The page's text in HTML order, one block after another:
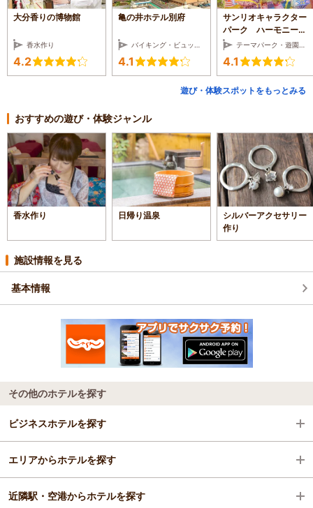
大分香りの博物館
香水作り
4.2
亀の井ホテル別府
4.1
サンリオキャラクター
パーク ハーモニーラ
ンド
4.1
遊び・体験スポットをもっとみる
おすすめの遊び・体験ジャンル
香水作り 日帰り温泉
シルバーアクセサリー
作り
施設情報を見る
基本情報
その他のホテルを探す
ビジネスホテルを探す
大分県
別府
エリアからホテルを探す
大分県
近隣駅・空港からホテルを探す